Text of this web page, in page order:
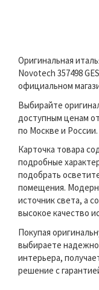
Оригинальная
Novotech 357498
официальном
Выбирайте
доступным ценам
по Москве и России.
Карточка товара
подробные
подобрать
помещения. Модерн
источник света, а
высокое качество
Покупая
выбираете
интерьера,
решение с